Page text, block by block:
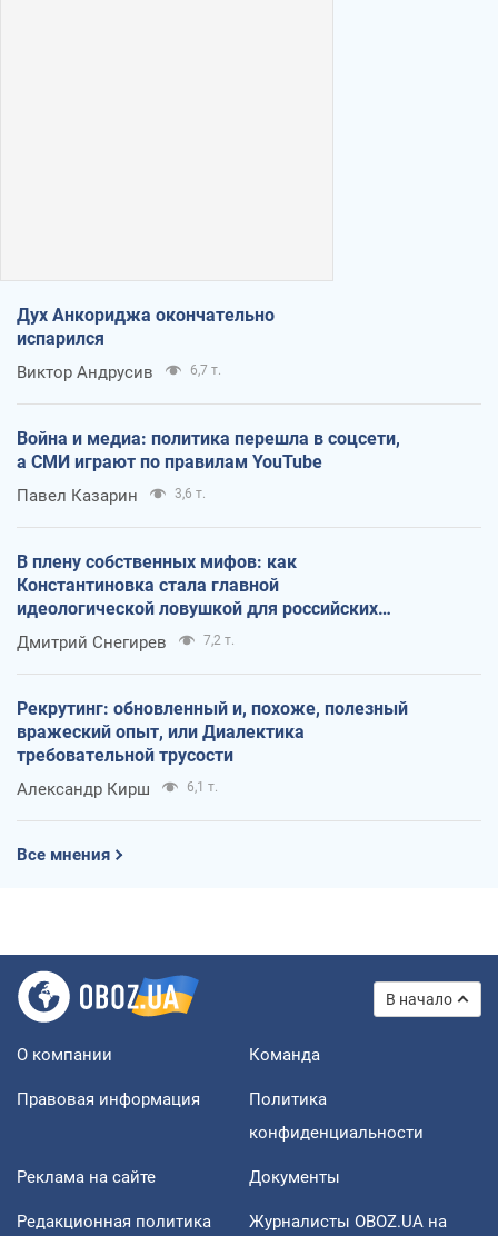
Дух Анкориджа окончательно
испарился
Виктор Андрусив 6,7 т.
Война и медиа: политика перешла в соцсети,
а СМИ играют по правилам YouTube
Павел Казарин 3,6 т.
В плену собственных мифов: как
Константиновка стала главной
идеологической ловушкой для российских
оккупантов
Дмитрий Снегирев 7,2 т.
Рекрутинг: обновленный и, похоже, полезный
вражеский опыт, или Диалектика
требовательной трусости
Александр Кирш 6,1 т.
Все мнения
В начало
О компании Команда
Правовая информация
Политика
конфиденциальности
Реклама на сайте Документы
Редакционная политика
Журналисты OBOZ.UA на